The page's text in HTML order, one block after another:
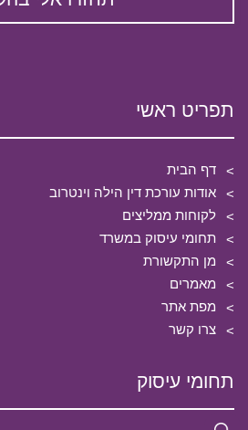
תפריט ראשי
דף הבית
אודות עורכת דין הילה וינטרוב
לקוחות ממליצים
תחומי עיסוק במשרד
מן התקשורת
מאמרים
מפת אתר
צרו קשר
תחומי עיסוק